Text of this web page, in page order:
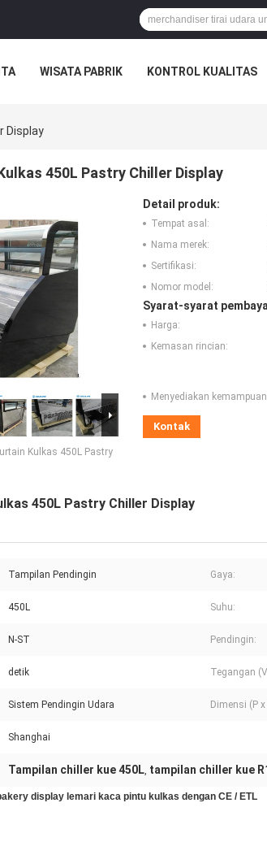
WISATA PABRIK KONTROL KUALITAS
Display
450L Pastry Chiller Display
Kulkas 450L Pastry
Detail produk:
Tempat asal:
Nama merek:
Sertifikasi:
Nomor model:
Syarat-syarat
Harga:
Kemasan rincian:
Menyediakan
Kontak
450L Pastry Chiller Display
Tampilan Pendingin Gaya:
450L Suhu:
N-ST Pendingin:
detik Tegangan
Sistem Pendingin Udara Dimensi (P
Shanghai
Tampilan chiller kue 450L, tampilan chiller kue
display lemari kaca pintu kulkas dengan CE / ETL